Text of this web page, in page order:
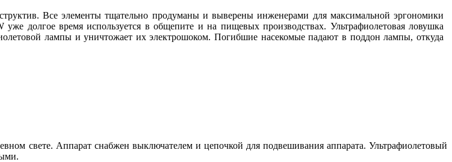
Все элементы тщательно продуманы и выверены инженерами для максимальной эргономики
долгое время используется в общепите и на пищевых производствах. Ультрафиолетовая ловушка
лампы и уничтожает их электрошоком. Погибшие насекомые падают в поддон лампы, откуда
свете. Аппарат снабжен выключателем и цепочкой для подвешивания аппарата. Ультрафиолетовый